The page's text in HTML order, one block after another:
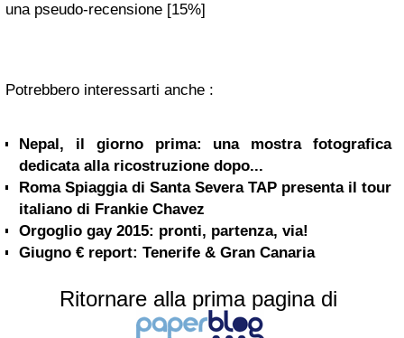
una pseudo-recensione [15%]
Potrebbero interessarti anche :
Nepal, il giorno prima: una mostra fotografica
dedicata alla ricostruzione dopo...
Roma Spiaggia di Santa Severa TAP presenta il tour
italiano di Frankie Chavez
Orgoglio gay 2015: pronti, partenza, via!
Giugno € report: Tenerife & Gran Canaria
Ritornare alla prima pagina di